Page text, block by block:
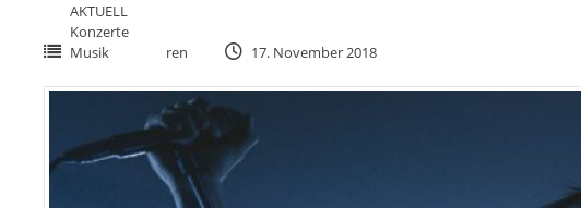
AKTUELL
Konzerte
Musik
ren 17. November 2018